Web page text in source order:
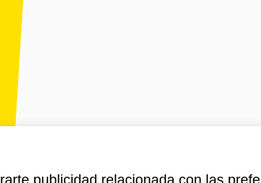
publicidad relacionada con las